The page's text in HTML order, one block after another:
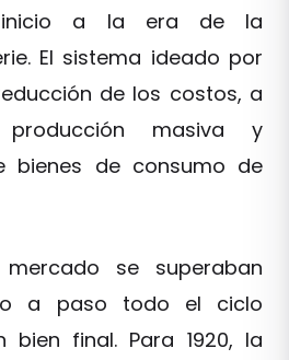
inicio a la era de la
El sistema ideado por
de los costos, a
masiva y
bienes de consumo de
se superaban
a paso todo el ciclo
bien final. Para 1920, la